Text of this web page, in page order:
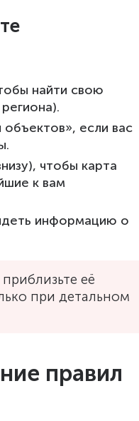
найти свою
если вас
чтобы карта
к вам
информацию о
её
при детальном
правил